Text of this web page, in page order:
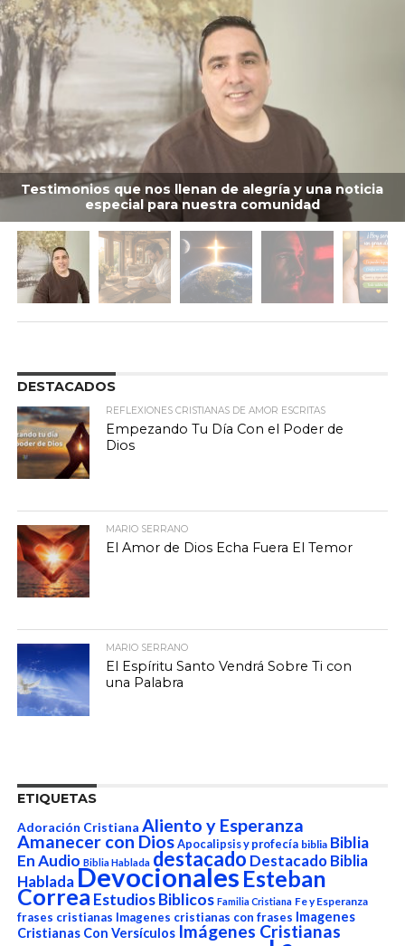
Testimonios que nos llenan de alegría y una noticia
especial para nuestra comunidad
DESTACADOS
REFLEXIONES CRISTIANAS DE AMOR ESCRITAS
Empezando Tu Día Con el Poder de
Dios
MARIO SERRANO
El Amor de Dios Echa Fuera El Temor
MARIO SERRANO
El Espíritu Santo Vendrá Sobre Ti con
una Palabra
ETIQUETAS
Adoración Cristiana Aliento y Esperanza
Amanecer con Dios Apocalipsis y profecía biblia Biblia
En Audio Biblia Hablada destacado Destacado Biblia
HabladaDevocionalesEsteban
Correa Estudios Biblicos Familia Cristiana Fe y Esperanza
frases cristianas Imagenes cristianas con frases Imagenes
Cristianas Con Versículos Imágenes Cristianas